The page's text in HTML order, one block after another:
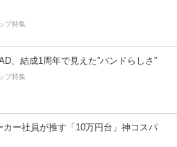
プ特集
、結成1周年で見えた”バンドらしさ”
プ特集
カー社員が推す「10万円台」神コスパ